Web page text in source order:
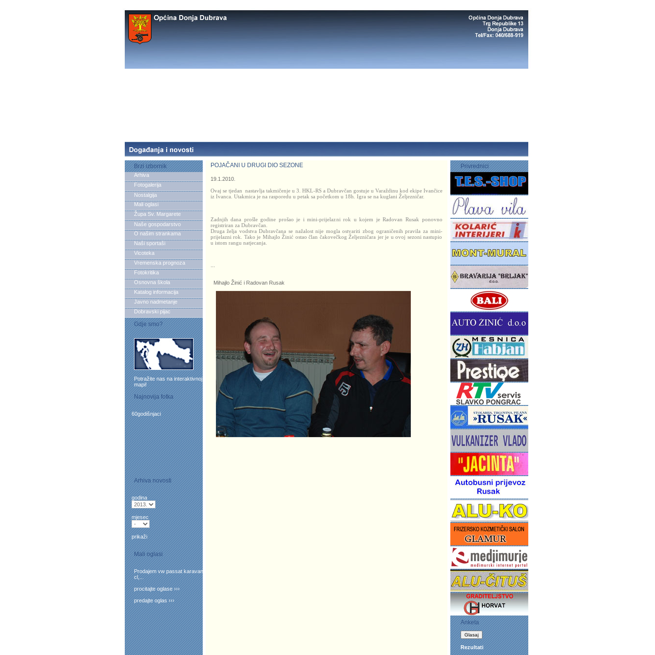
Brzi izbornik
Arhiva
Fotogalerija
Nostalgija
Mali oglasi
Župa Sv. Margarete
Naše gospodarstvo
O našim strankama
Naši sportaši
Vicoteka
Vremenska prognoza
Fotokritika
Osnovna škola
Katalog informacija
Javno nadmetanje
Dobravski pijac
Gdje smo?
Potražite nas na interaktivnoj
mapi!
Najnovija fotka
60godišnjaci
Arhiva novosti
godina
mjesec
prikaži
Mali oglasi
Prodajem vw passat karavan
cl,...
procitajte oglase ›››
predajte oglas ›››
POJAČANI U DRUGI DIO SEZONE
19.1.2010.
Ovaj se tjedan nastavlja takmičenje u 3. HKL-RS a Dubravčan gostuje u Varaždinu kod ekipe Ivančice
iz Ivanca. Utakmica je na rasporedu u petak sa početkom u 18h. Igra se na kuglani Željezničar.
Zadnjih dana prošle godine prošao je i mini-prijelazni rok u kojem je Radovan Rusak ponovno
registriran za Dubravčan.
Druga želja vodstva Dubravčana se nažalost nije mogla ostvariti zbog ograničenih pravila za mini-
prijelazni rok. Tako je Mihajlo Žinić ostao član čakovečkog Željezničara jer je u ovoj sezoni nastupio
u istom rangu natjecanja.
Mihajlo Žinić i Radovan Rusak
Privrednici
Anketa
Rezultati